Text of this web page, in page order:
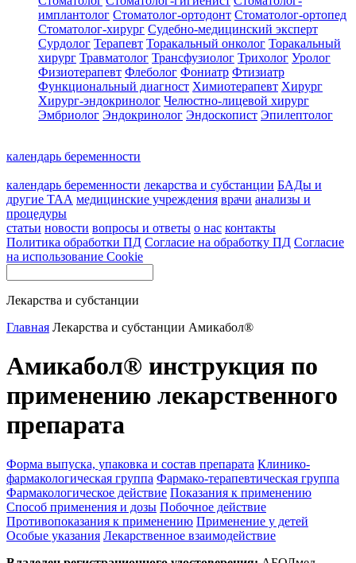
имплантолог Стоматолог-ортодонт Стоматолог-ортопед
Стоматолог-хирург Судебно-медицинский эксперт
Сурдолог Терапевт Торакальный онколог Торакальный
хирург Травматолог Трансфузиолог Трихолог Уролог
Физиотерапевт Флеболог Фониатр Фтизиатр
Функциональный диагност Химиотерапевт Хирург
Хирург-эндокринолог Челюстно-лицевой хирург
Эмбриолог Эндокринолог Эндоскопист Эпилептолог
календарь беременности
календарь беременности лекарства и субстанции БАДы и
другие ТАА медицинские учреждения врачи анализы и
процедуры
статьи новости вопросы и ответы о нас контакты
Политика обработки ПД Согласие на обработку ПД Согласие
на использование Cookie
Лекарства и субстанции
Главная Лекарства и субстанции Амикабол®
Амикабол® инструкция по
применению лекарственного
препарата
Форма выпуска, упаковка и состав препарата Клинико-
фармакологическая группа Фармако-терапевтическая группа
Фармакологическое действие Показания к применению
Способ применения и дозы Побочное действие
Противопоказания к применению Применение у детей
Особые указания Лекарственное взаимодействие